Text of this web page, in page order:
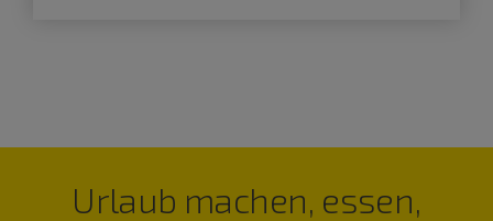
Urlaub machen, essen,